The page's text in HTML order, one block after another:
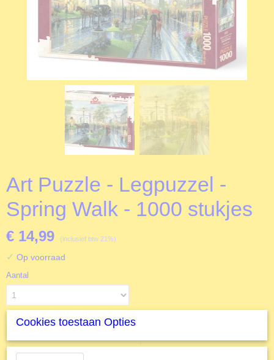
Art Puzzle - Legpuzzel -
Spring Walk - 1000 stukjes
€ 14,99 (inclusief btw 21%)
✓ Op voorraad
Aantal
Cookies toestaan Opties